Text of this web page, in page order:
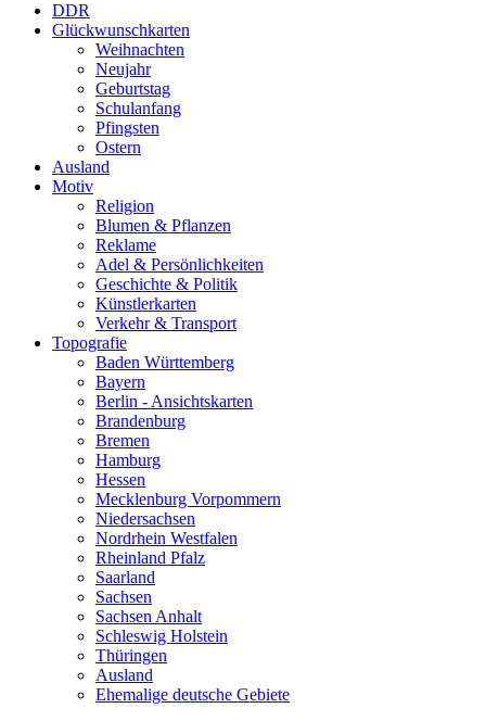
DDR
Glückwunschkarten
Weihnachten
Neujahr
Geburtstag
Schulanfang
Pfingsten
Ostern
Ausland
Motiv
Religion
Blumen & Pflanzen
Reklame
Adel & Persönlichkeiten
Geschichte & Politik
Künstlerkarten
Verkehr & Transport
Topografie
Baden Württemberg
Bayern
Berlin - Ansichtskarten
Brandenburg
Bremen
Hamburg
Hessen
Mecklenburg Vorpommern
Niedersachsen
Nordrhein Westfalen
Rheinland Pfalz
Saarland
Sachsen
Sachsen Anhalt
Schleswig Holstein
Thüringen
Ausland
Ehemalige deutsche Gebiete